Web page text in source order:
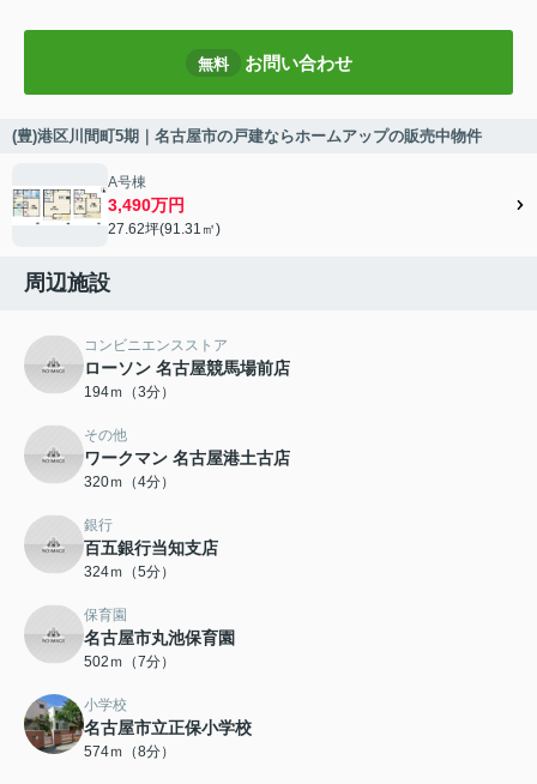
無料 お問い合わせ
(豊)港区川間町5期｜名古屋市の戸建ならホームアップの販売中物件
A号棟
3,490万円
27.62坪(91.31㎡)
周辺施設
コンビニエンスストア
ローソン 名古屋競馬場前店
194ｍ（3分）
その他
ワークマン 名古屋港土古店
320ｍ（4分）
銀行
百五銀行当知支店
324ｍ（5分）
保育園
名古屋市丸池保育園
502ｍ（7分）
小学校
名古屋市立正保小学校
574ｍ（8分）